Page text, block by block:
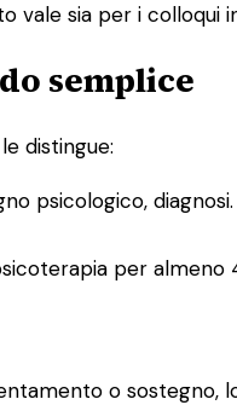
vale sia per i colloqui
semplice
distingue:
psicologico,
per almeno
o sostegno,